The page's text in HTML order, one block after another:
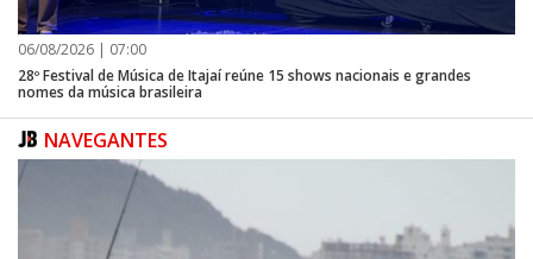
06/08/2026 | 07:00
28º Festival de Música de Itajaí reúne 15 shows nacionais e grandes
nomes da música brasileira
NAVEGANTES